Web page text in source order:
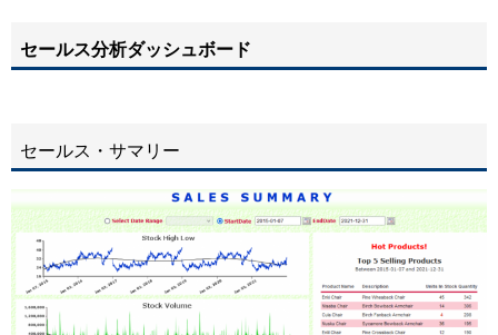
セールス分析ダッシュボード
セールス・サマリー